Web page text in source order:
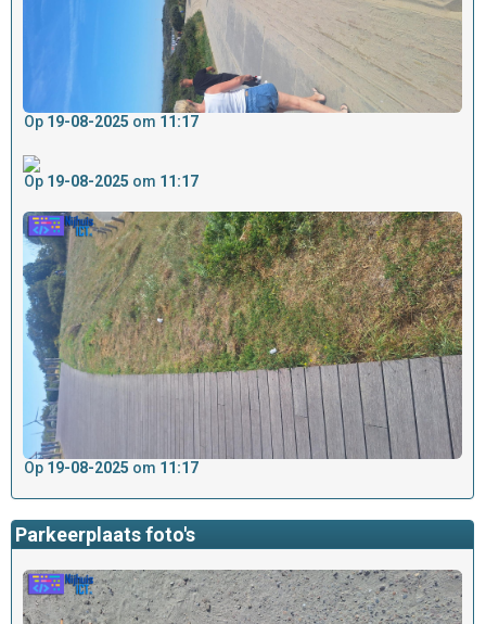
Op 19-08-2025 om 11:17
Op 19-08-2025 om 11:17
Op 19-08-2025 om 11:17
Parkeerplaats foto's